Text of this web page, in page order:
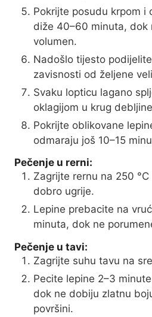
Pokrijte posudu krpom i
diže 40–60 minuta, dok
volumen.
Nadošlo tijesto
zavisnosti od željene
Svaku lopticu lagano
oklagijom u krug
Pokrijte oblikovane
odmaraju još 10–15
Pečenje u rerni:
Zagrijte rernu na 250
dobro ugrije.
Lepine prebacite na
minuta, dok ne
Pečenje u tavi:
Zagrijte suhu tavu na
Pecite lepine 2–3
dok ne dobiju zlatnu
površini.